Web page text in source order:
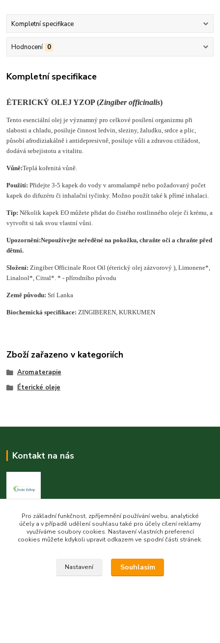
Kompletní specifikace
Hodnocení 0
Kompletní specifikace
ÉTERICKÝ OLEJ YZOP (Zingiber officinalis)
Tento esenciální olej je významný pro celkové posílení organizmu při
slabosti a chladu, posiluje činnost ledvin, sleziny, žaludku, srdce a plic,
působí afrodiziakálně i antidepresivně, posiluje vůli a zdravou ctižádost,
dodává sebejistotu a vitalitu.
Vůně:Teplá kořenitá vůně.
Použití: Přidejte 3-5 kapek do vody v aromalampě nebo požadovaný počet
kapek do difuzéru či inhalační tyčinky. Možno použít také k přímé inhalaci.
Tip: Několik kapek EO můžete přidat do čistého rostlinného oleje či krému, a
vytvořit si tak svou vlastní vůni.
Upozornění:Nepoužívejte neředěné na pokožku, chraňte oči a chraňte před
dětmi.
Složení: Zingiber Officinale Root Oil (éterický olej zázvorový ), Limonene*,
Linalool*, Citral*. * - přírodního původu
Země původu: Srí Lanka
Biochemická specifikace: ZINGIBEREN, KURKUMEN
Zboží zařazeno v kategoriích
Aromaterapie
Éterické oleje
Kontakt na nás
Esme eshop
Jan Vohlídal
objednavky@esme-eshop.cz
Pro základní funkčnost, zpříjemnění používání webu, analytické
účely a v případě udělení souhlasu také pro účely cílení reklamy
využíváme soubory cookies. Nastavení vlastních preferencí
cookies můžete kdykoli upravit odkazem ve spodní části stránek.
Nastavení Souhlasím